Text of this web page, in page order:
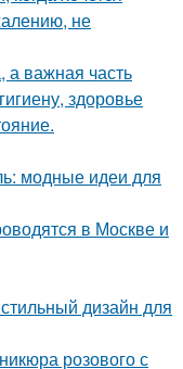
не
а важная часть
здоровье
модные идеи для
в Москве и
дизайн для
розового с